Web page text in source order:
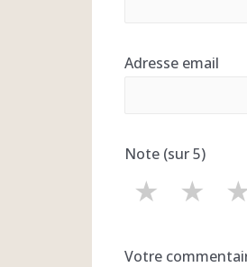
Adresse email
Note (sur 5)
★
★
Votre